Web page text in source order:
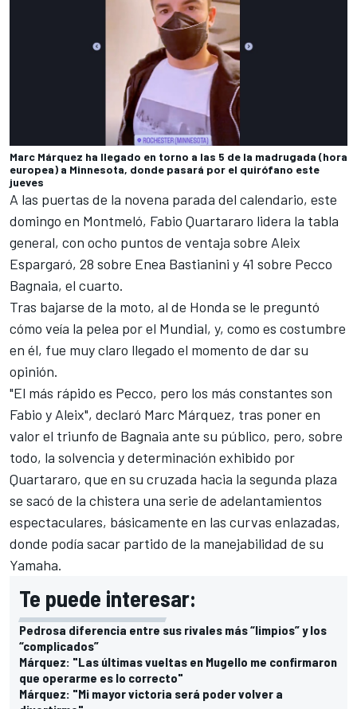
Marc Márquez ha llegado en torno a las 5 de la madrugada (hora
europea) a Minnesota, donde pasará por el quirófano este
jueves
A las puertas de la novena parada del calendario, este
domingo en Montmeló, Fabio Quartararo lidera la tabla
general, con ocho puntos de ventaja sobre Aleix
Espargaró, 28 sobre Enea Bastianini y 41 sobre Pecco
Bagnaia, el cuarto.
Tras bajarse de la moto, al de Honda se le preguntó
cómo veía la pelea por el Mundial, y, como es costumbre
en él, fue muy claro llegado el momento de dar su
opinión.
"El más rápido es Pecco, pero los más constantes son
Fabio y Aleix", declaró Marc Márquez, tras poner en
valor el triunfo de Bagnaia ante su público, pero, sobre
todo, la solvencia y determinación exhibido por
Quartararo, que en su cruzada hacia la segunda plaza
se sacó de la chistera una serie de adelantamientos
espectaculares, básicamente en las curvas enlazadas,
donde podía sacar partido de la manejabilidad de su
Yamaha.
Te puede interesar:
Pedrosa diferencia entre sus rivales más “limpios” y los
“complicados”
Márquez: "Las últimas vueltas en Mugello me confirmaron
que operarme es lo correcto"
Márquez: "Mi mayor victoria será poder volver a